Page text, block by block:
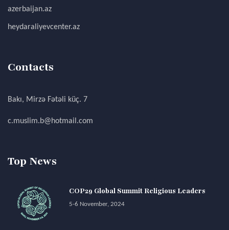
azerbaijan.az
heydaraliyevcenter.az
Contacts
Bakı, Mirzə Fətəli küç. 7
c.muslim.b@hotmail.com
Top News
COP29 Global Summit Religious Leaders
5-6 November, 2024